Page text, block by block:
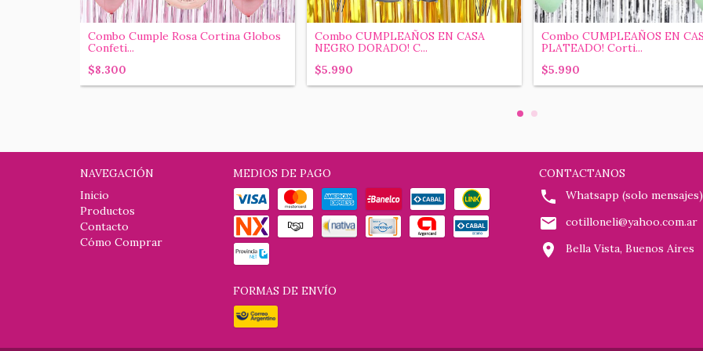
Combo Cumple Rosa Cortina Globos
Confeti...
$8.300
Combo CUMPLEAÑOS EN CASA
NEGRO DORADO! C...
$5.990
Combo CUMPLEAÑOS EN
PLATEADO! Corti...
$5.990
NAVEGACIÓN
Inicio
Productos
Contacto
Cómo Comprar
MEDIOS DE PAGO
FORMAS DE ENVÍO
CONTACTANOS
Whatsapp (solo
cotilloneli@yahoo.com.ar
Bella Vista, Buenos Aires